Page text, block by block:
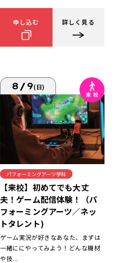
申し込む 詳しく見る
8/9(日)
パフォーミングアーツ学科
【来校】初めてでも大丈
夫！ゲーム配信体験！（パ
フォーミングアーツ／ネッ
トタレント)
ゲーム実況が好きなあなた、まずは
一緒ににやってみよう！どんな機材
や技...